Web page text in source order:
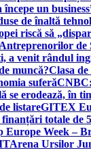
un
de înaltă
riscă să
de
a venit rândul
muncă?Clasa
suferă
se erodează, în
listareGITEX
totale de
Europe Week –
Arena Ursilor